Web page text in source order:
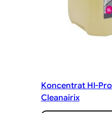
Koncentrat HI-
Cleanairix